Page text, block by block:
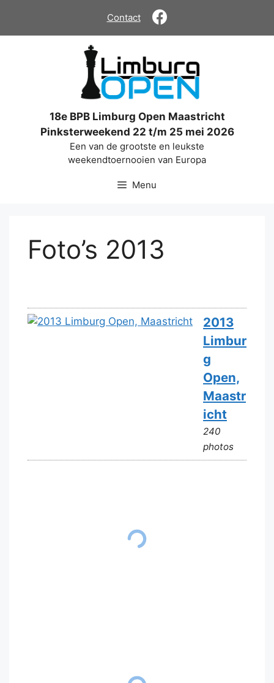
de
Contact
18e BPB Limburg Open Maastricht
Pinksterweekend 22 t/m 25 mei 2026
Een van de grootste en leukste
weekendtoernooien van Europa
Menu
Foto’s 2013
2013
Limbur
g
Open,
Maastr
icht
240
photos